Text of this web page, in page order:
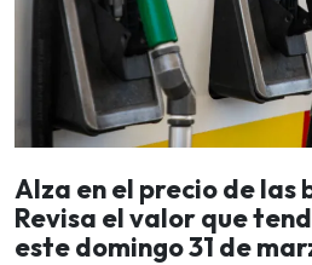
Alza en el precio de las
Revisa el valor que
este domingo 31 de